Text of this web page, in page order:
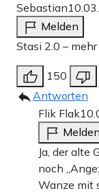
Sebastian
Melden
Stasi 2.0 –
150
Antworten
Flik Flak
Melden
Ja, der alte
noch
Wanze mit